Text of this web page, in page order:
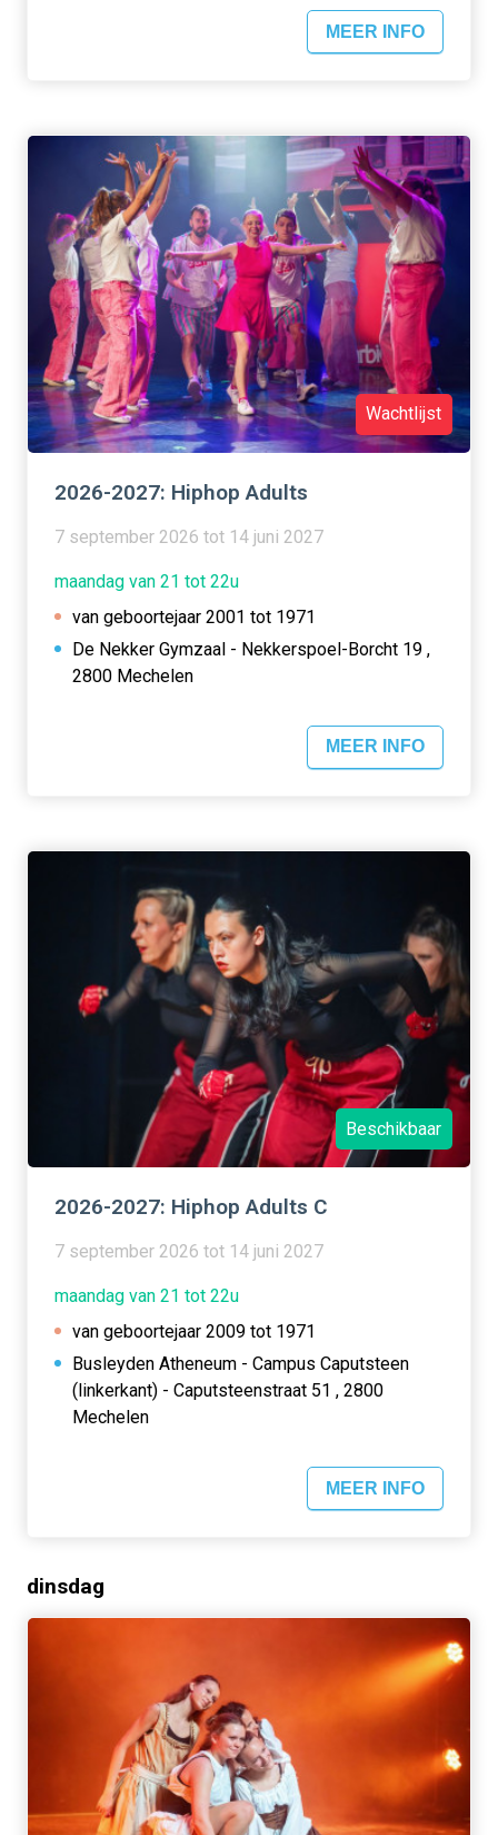
MEER INFO
Wachtlijst
2026-2027: Hiphop Adults
7 september 2026 tot 14 juni 2027
maandag van 21 tot 22u
van geboortejaar 2001 tot 1971
De Nekker Gymzaal - Nekkerspoel-Borcht 19 ,
2800 Mechelen
MEER INFO
Beschikbaar
2026-2027: Hiphop Adults C
7 september 2026 tot 14 juni 2027
maandag van 21 tot 22u
van geboortejaar 2009 tot 1971
Busleyden Atheneum - Campus Caputsteen
(linkerkant) - Caputsteenstraat 51 , 2800
Mechelen
MEER INFO
dinsdag